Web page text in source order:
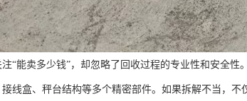
“能卖多少钱”，却忽略了回收过程的专业性和安全性
线盒、秤台结构等多个精密部件。如果拆解不当，不